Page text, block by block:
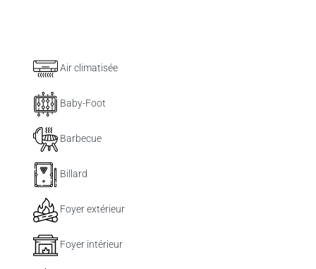
Air climatisée
Baby-Foot
Barbecue
Billard
Foyer extérieur
Foyer intérieur